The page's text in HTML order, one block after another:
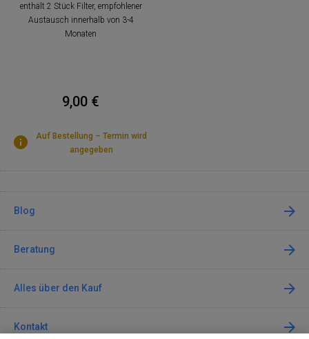
enthält 2 Stück Filter, empfohlener
Austausch innerhalb von 3-4
Monaten
9,00 €
Auf Bestellung – Termin wird
angegeben
Blog
Beratung
Alles über den Kauf
Kontakt